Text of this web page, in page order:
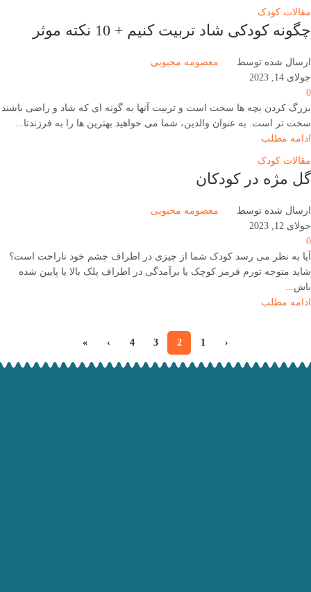
مقالات کودک
چگونه کودکی شاد تربیت کنیم + 10 نکته موثر
ارسال شده توسط
معصومه محبوبی
جولای 14, 2023
0
بزرگ کردن بچه ها سخت است و تربیت آنها به گونه ای که شاد و راضی باشند
سخت تر است. به عنوان والدین، شما می خواهید بهترین ها را به فرزندتا...
ادامه مطلب
مقالات کودک
گل مژه در کودکان
ارسال شده توسط
معصومه محبوبی
جولای 12, 2023
0
آیا به نظر می رسد کودک شما از چیزی در اطراف چشم خود ناراحت است؟
شاید متوجه تورم قرمز کوچک یا برآمدگی در اطراف پلک بالا یا پایین شده
باش...
ادامه مطلب
‹
1
2
3
4
›
»